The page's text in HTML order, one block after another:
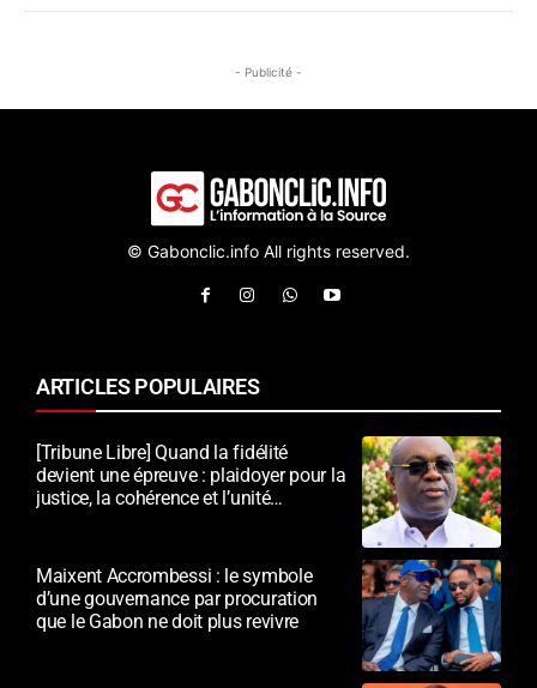
- Publicité -
© Gabonclic.info All rights reserved.
ARTICLES POPULAIRES
[Tribune Libre] Quand la fidélité
devient une épreuve : plaidoyer pour la
justice, la cohérence et l’unité
Maixent Accrombessi : le symbole
d’une gouvernance par procuration
que le Gabon ne doit plus revivre